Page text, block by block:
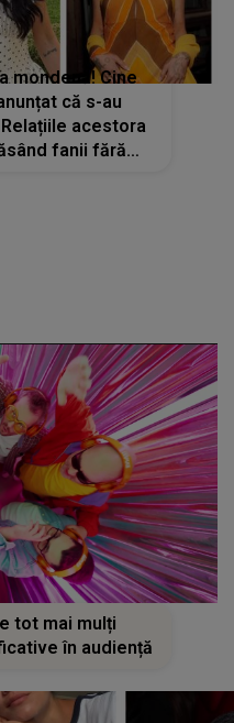
mondenă! Cine
că s-au
acestora
fanii fără
tot mai mulți
în audiență